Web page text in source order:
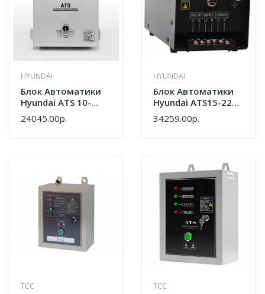
HYUNDAI
Блок Автоматики
Hyundai ATS 10-
380V
24045.00р.
HYUNDAI
Блок Автоматики
Hyundai ATS15-220
15kw1
34259.00р.
ТСС ТСС